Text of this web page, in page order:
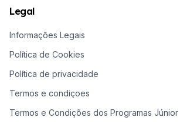
Legal
Informações Legais
Política de Cookies
Política de privacidade
Termos e condiçoes
Termos e Condições dos Programas Júnior